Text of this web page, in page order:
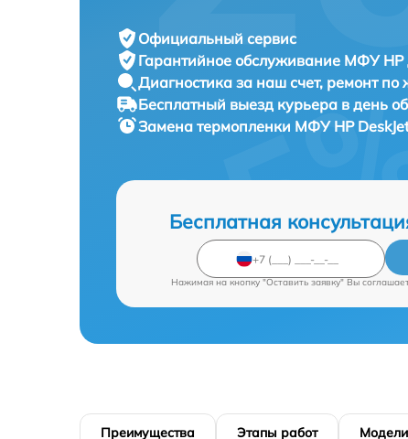
Официальный сервис
Гарантийное обслуживание МФУ HP
Диагностика за наш счет, ремонт по
Бесплатный выезд курьера в день
Замена термопленки МФУ HP
Бесплатная
Нажимая на кнопку "Оставить заявку" Вы
Преимущества Этапы работ Модели